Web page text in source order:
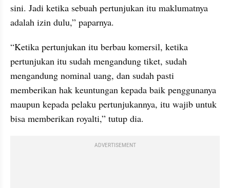
sini. Jadi ketika sebuah pertunjukan itu maklumatnya
adalah izin dulu,” paparnya.
“Ketika pertunjukan itu berbau komersil, ketika
pertunjukan itu sudah mengandung tiket, sudah
mengandung nominal uang, dan sudah pasti
memberikan hak keuntungan kepada baik penggunanya
maupun kepada pelaku pertunjukannya, itu wajib untuk
bisa memberikan royalti,” tutup dia.
ADVERTISEMENT